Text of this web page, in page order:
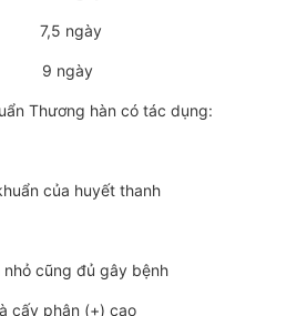
ngày
9 ngày
Th­­ương hàn có tác dụng:
của huyết thanh
nhỏ cũng đủ gây bệnh
cấy phân (+) cao